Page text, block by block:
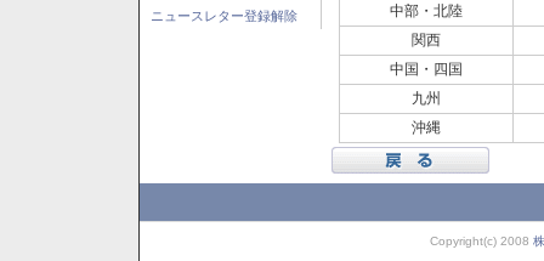
ニュースレター登録解除
中部・北陸
関西
中国・四国
九州
沖縄
Copyright(c) 2008